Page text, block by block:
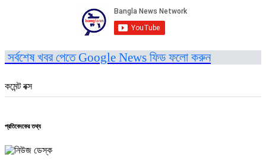
সর্বশেষ খবর পেতে Google News ফিড ফলো করুন
কমেন্ট বক্স
প্রতিবেদকের তথ্য